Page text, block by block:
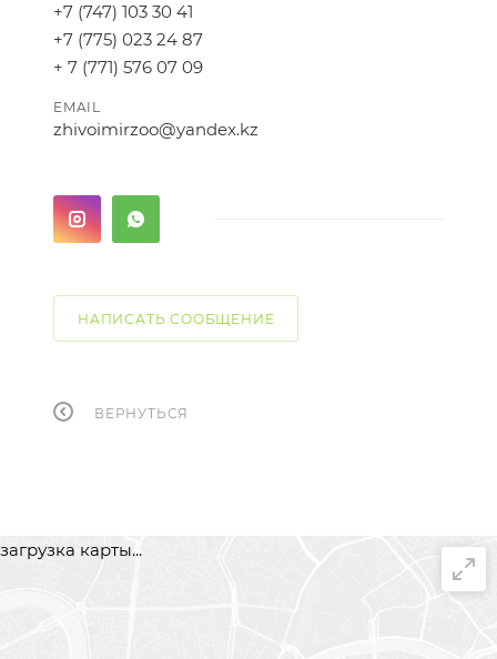
+7 (747) 103 30 41
+7 (775) 023 24 87
+ 7 (771) 576 07 09
EMAIL
zhivoimirzoo@yandex.kz
НАПИСАТЬ СООБЩЕНИЕ
ВЕРНУТЬСЯ
загрузка карты...